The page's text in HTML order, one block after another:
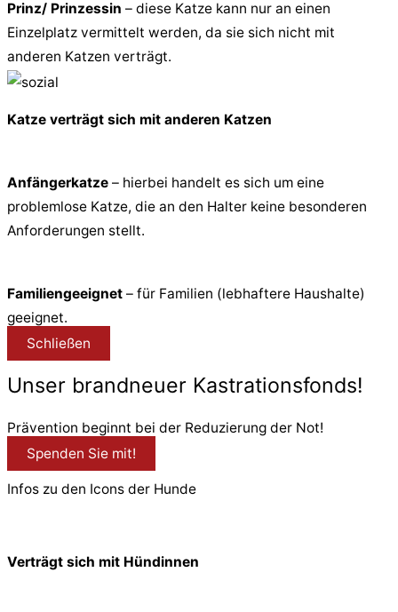
Prinz/ Prinzessin – diese Katze kann nur an einen
Einzelplatz vermittelt werden, da sie sich nicht mit
anderen Katzen verträgt.
Katze verträgt sich mit anderen Katzen
Anfängerkatze – hierbei handelt es sich um eine
problemlose Katze, die an den Halter keine besonderen
Anforderungen stellt.
Familiengeeignet – für Familien (lebhaftere Haushalte)
geeignet.
Schließen
Unser brandneuer Kastrationsfonds!
Prävention beginnt bei der Reduzierung der Not!
Spenden Sie mit!
Infos zu den Icons der Hunde
Verträgt sich mit Hündinnen